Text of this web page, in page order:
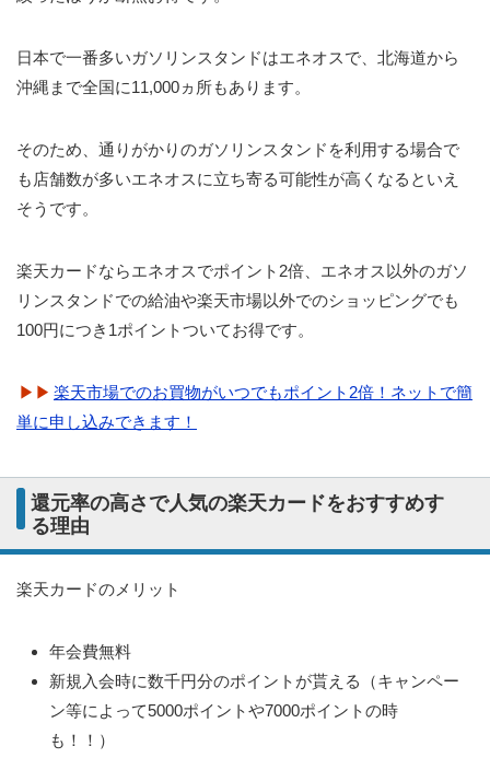
日本で一番多いガソリンスタンドはエネオスで、北海道から
沖縄まで全国に11,000ヵ所もあります。
そのため、通りがかりのガソリンスタンドを利用する場合で
も店舗数が多いエネオスに立ち寄る可能性が高くなるといえ
そうです。
楽天カードならエネオスでポイント2倍、エネオス以外のガソ
リンスタンドでの給油や楽天市場以外でのショッピングでも
100円につき1ポイントついてお得です。
楽天市場でのお買物がいつでもポイント2倍！ネットで簡
単に申し込みできます！
還元率の高さで人気の楽天カードをおすすめす
る理由
楽天カードのメリット
年会費無料
新規入会時に数千円分のポイントが貰える（キャンペー
ン等によって5000ポイントや7000ポイントの時
も！！）